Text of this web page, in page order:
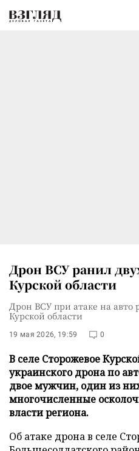
Дрон ВСУ ранил
Курской области
Дрон ВСУ при атаке на авто
Курской области
19 мая 2026, 19:59 0
В селе Сторожевое
украинского дрона по
двое мужчин, один из
многочисленные
власти региона.
Об атаке дрона в селе